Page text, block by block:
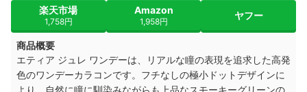
楽天市場
1,758円
Amazon
1,958円
ヤフー
商品概要
エティア ジュレ ワンデーは、リアルな瞳の表現を追求した高発
色のワンデーカラコンです。フチなしの極小ドットデザインに